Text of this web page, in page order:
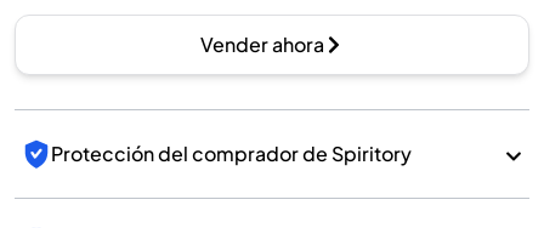
Vender ahora
Protección del comprador de Spiritory